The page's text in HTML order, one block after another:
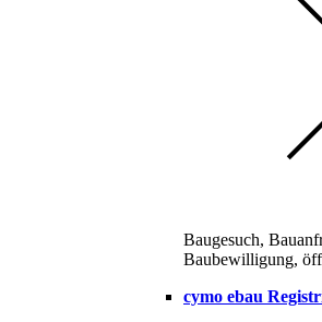
Baugesuch,
Baubewilligung,
cymo ebau